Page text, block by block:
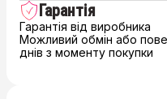
Гарантія
Гарантія від виробника
Можливий обмін або
днів з моменту покупки